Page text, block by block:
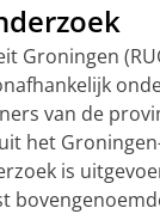
Groningen
van de
het
is